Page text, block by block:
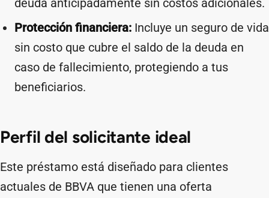
deuda anticipadamente sin costos adicionales.
Protección financiera: Incluye un seguro de vida
sin costo que cubre el saldo de la deuda en
caso de fallecimiento, protegiendo a tus
beneficiarios.
Perfil del solicitante ideal
Este préstamo está diseñado para clientes
actuales de BBVA que tienen una oferta